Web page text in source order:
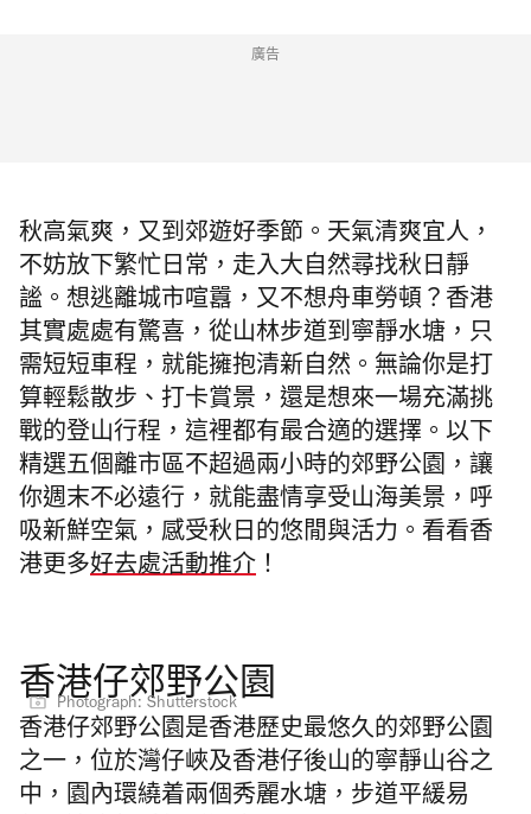
廣告
秋高氣爽，又到郊遊好季節。天氣清爽宜人，
不妨放下繁忙日常，走入大自然尋找秋日靜
謐。想逃離城市喧囂，又不想舟車勞頓？香港
其實處處有驚喜，從山林步道到寧靜水塘，只
需短短車程，就能擁抱清新自然。無論你是打
算輕鬆散步、打卡賞景，還是想來一場充滿挑
戰的登山行程，這裡都有最合適的選擇。以下
精選五個離市區不超過兩小時的郊野公園，讓
你週末不必遠行，就能盡情享受山海美景，呼
吸新鮮空氣，感受秋日的悠閒與活力。 看看香
港更多好去處活動推介 ！
香港仔郊野公園
Photograph: Shutterstock
香港仔郊野公園是香港歷史最悠久的郊野公園
之一，位於灣仔峽及香港仔後山的寧靜山谷之
中，園內環繞着兩個秀麗水塘，步道平緩易